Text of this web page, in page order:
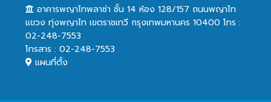
อาคารพญาไทพลาซ่า ชั้น 14 ห้อง 128/157 ถนนพญาไท
แขวง ทุ่งพญาไท เขตราชเทวี กรุงเทพมหานคร 10400 โทร :
02-248-7553
โทรสาร : 02-248-7553
แผนที่ตั้ง